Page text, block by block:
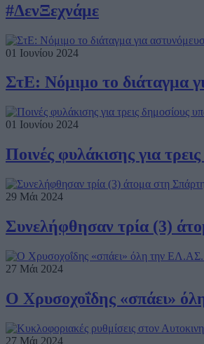
#ΔενΞεχνάμε
01 Ιουνίου 2024
ΣτΕ: Νόμιμο το διάταγμα
01 Ιουνίου 2024
Ποινές φυλάκισης για
29 Μάι 2024
Συνελήφθησαν τρία (3)
27 Μάι 2024
Ο Χρυσοχοΐδης «σπάει»
27 Μάι 2024